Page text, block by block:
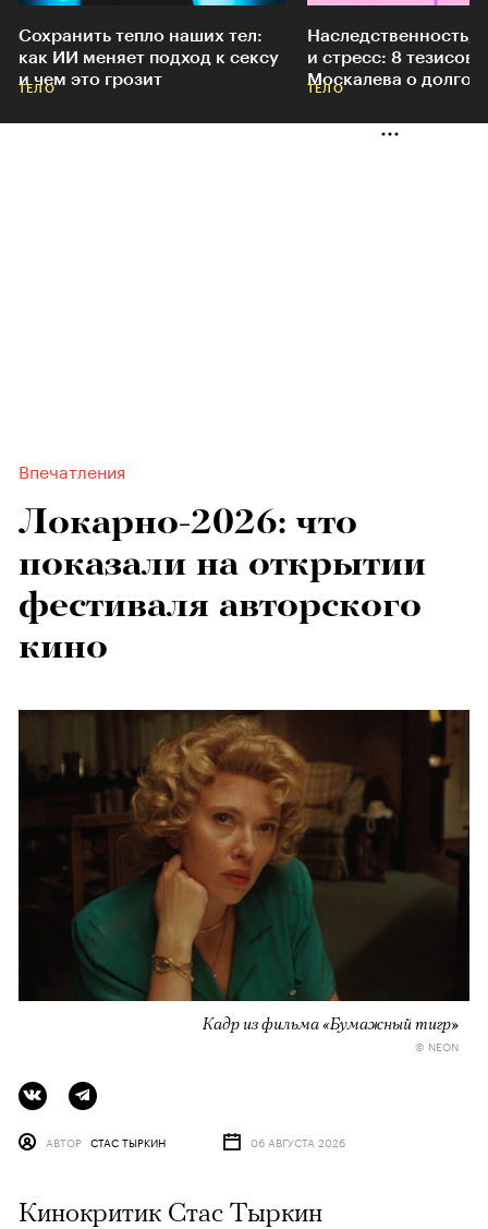
Сохранить тепло наших тел:
как ИИ меняет подход к сексу
и чем это грозит
ТЕЛО
Наследственность,
и стресс: 8 тезисов
Москалева о
ТЕЛО
Впечатления
Локарно-2026: что
показали на открытии
фестиваля авторского
кино
Кадр из фильма «Бумажный тигр»
© NEON
АВТОР СТАС ТЫРКИН 06 АВГУСТА 2026
Кинокритик Стас Тыркин